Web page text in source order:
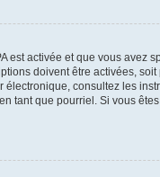
activée et que vous avez
doivent être activées,
consultez les
que pourriel. Si vous